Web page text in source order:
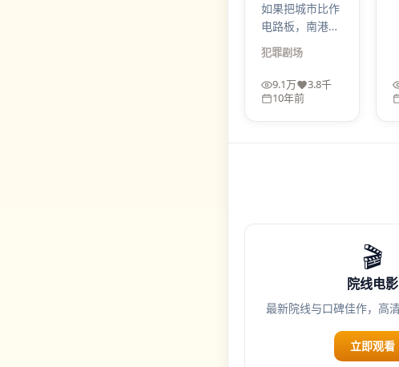
如果把城市比作
电路板，南港回
响就是在最拥挤
的焊点里凿开一
道缝——犯罪外
壳下，是关于信
犯罪剧场
9.1万
3.8千
10年前
🎬
院线电影
最新院线与口碑佳作，高
立即观看